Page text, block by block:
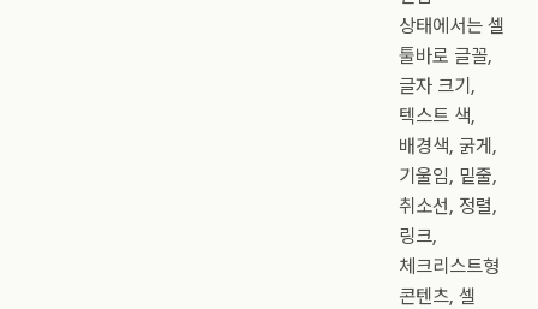
상태에서는 셀
툴바로 글꼴,
글자 크기,
텍스트 색,
배경색, 굵게,
기울임, 밑줄,
취소선, 정렬,
링크,
체크리스트형
콘텐츠, 셀